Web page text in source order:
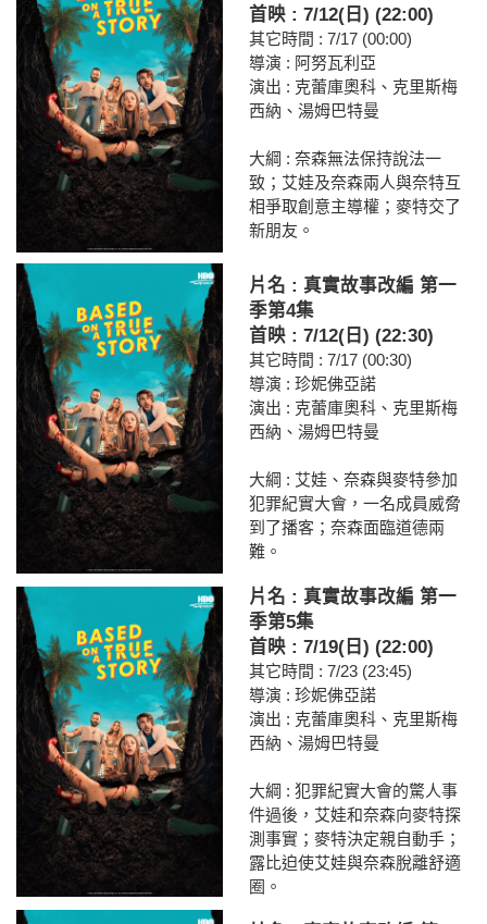
首映 : 7/12(日) (22:00)
其它時間 : 7/17 (00:00)
導演 : 阿努瓦利亞
演出 : 克蕾庫奧科、克里斯梅
西納、湯姆巴特曼
大綱 : 奈森無法保持說法一
致；艾娃及奈森兩人與奈特互
相爭取創意主導權；麥特交了
新朋友。
片名 : 真實故事改編 第一
季第4集
首映 : 7/12(日) (22:30)
其它時間 : 7/17 (00:30)
導演 : 珍妮佛亞諾
演出 : 克蕾庫奧科、克里斯梅
西納、湯姆巴特曼
大綱 : 艾娃、奈森與麥特參加
犯罪紀實大會，一名成員威脅
到了播客；奈森面臨道德兩
難。
片名 : 真實故事改編 第一
季第5集
首映 : 7/19(日) (22:00)
其它時間 : 7/23 (23:45)
導演 : 珍妮佛亞諾
演出 : 克蕾庫奧科、克里斯梅
西納、湯姆巴特曼
大綱 : 犯罪紀實大會的驚人事
件過後，艾娃和奈森向麥特探
測事實；麥特決定親自動手；
露比迫使艾娃與奈森脫離舒適
圈。